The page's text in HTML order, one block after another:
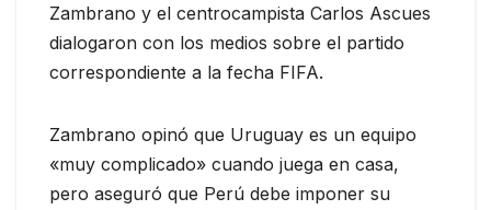
Zambrano y el centrocampista Carlos Ascues
dialogaron con los medios sobre el partido
correspondiente a la fecha FIFA.
Zambrano opinó que Uruguay es un equipo
«muy complicado» cuando juega en casa,
pero aseguró que Perú debe imponer su